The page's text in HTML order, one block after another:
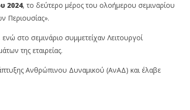
κι εσύ
για να
σου;
Το Insurance Media Lab
επεκτείνεται στην Ελλάδα σε
συνεργασία με την Elev8 Hub
2024, το δεύτερο μέρος του ολοήμερου σεμιναρίου
Περιουσίας».
στο σεμινάριο συμμετείχαν Λειτουργοί
της εταιρείας.
Ανθρώπινου Δυναμικού (ΑνΑΔ) και έλαβε